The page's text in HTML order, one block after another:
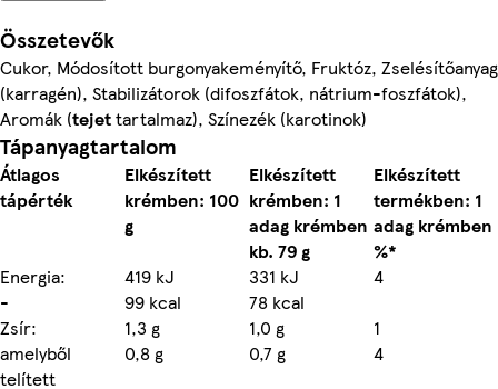
Összetevők
Cukor, Módosított burgonyakeményítő, Fruktóz, Zselésítőanyag
(karragén), Stabilizátorok (difoszfátok, nátrium-foszfátok),
Aromák (tejettartalmaz), Színezék (karotinok)
Tápanyagtartalom
Átlagos
tápérték
Elkészített
krémben: 100
g
Elkészített
krémben: 1
adag krémben
kb. 79 g
Elkészített
termékben: 1
adag krémben
%*
Energia:
419 kJ 331 kJ
4
-
99 kcal
78 kcal
Zsír:
1,3 g 1,0 g
1
amelyből
telített
0,8 g 0,7 g 4